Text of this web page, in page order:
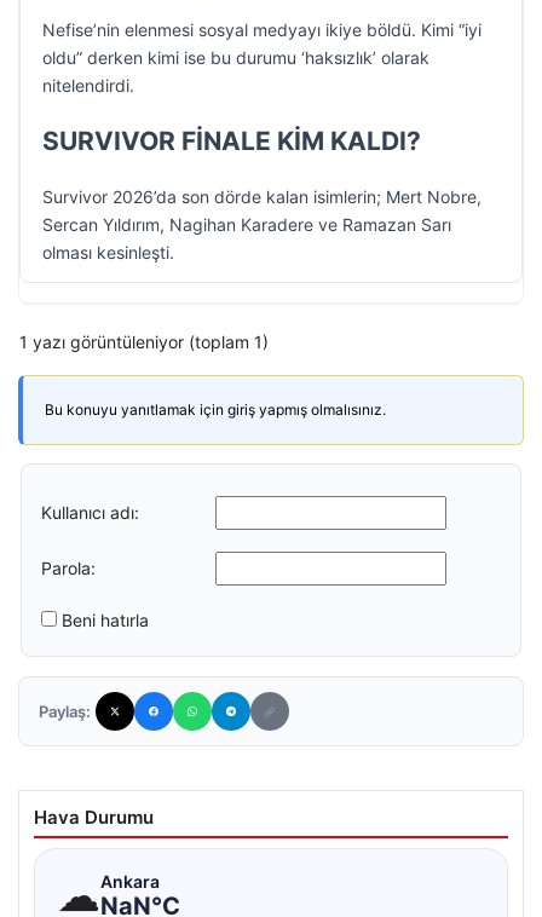
Nefise’nin elenmesi sosyal medyayı ikiye böldü. Kimi “iyi
oldu” derken kimi ise bu durumu ‘haksızlık’ olarak
nitelendirdi.
SURVIVOR FİNALE KİM KALDI?
Survivor 2026’da son dörde kalan isimlerin; Mert Nobre,
Sercan Yıldırım, Nagihan Karadere ve Ramazan Sarı
olması kesinleşti.
1 yazı görüntüleniyor (toplam 1)
Bu konuyu yanıtlamak için giriş yapmış olmalısınız.
Kullanıcı adı:
Parola:
Beni hatırla
Paylaş:
Hava Durumu
☁Ankara
NaN°C